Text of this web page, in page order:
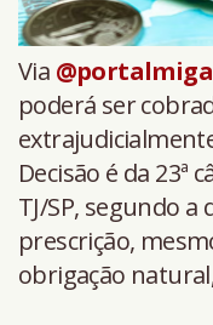
Via
poderá ser
Decisão é da 23ª
TJ/SP, segundo a
prescrição,
obrigação